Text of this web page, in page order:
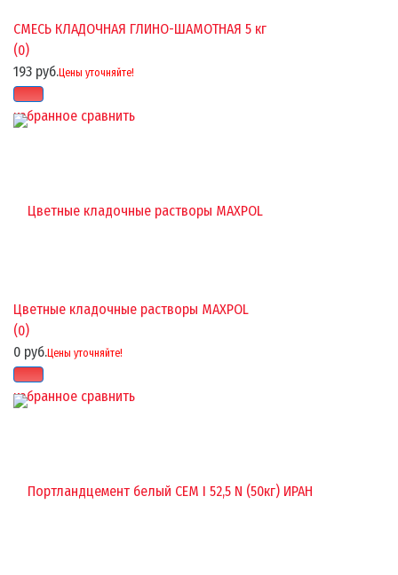
избранное сравнить
СМЕСЬ КЛАДОЧНАЯ ГЛИНО-ШАМОТНАЯ 5 кг
(0)
193 руб.Цены уточняйте!
избранное сравнить
Цветные кладочные растворы MAXPOL
(0)
0 руб.Цены уточняйте!